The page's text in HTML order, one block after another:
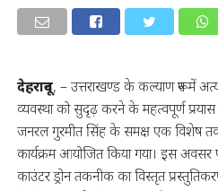
देहरादून, – उत्तराखण्ड के कल्याण रूप में
व्यवस्था को सुदृढ़ करने के महत्वपूर्ण
जनरल गुरमीत सिंह के समक्ष एक विशेष
कार्यक्रम आयोजित किया गया। इस अवसर
काउंटर ड्रोन तकनीक का विस्तृत